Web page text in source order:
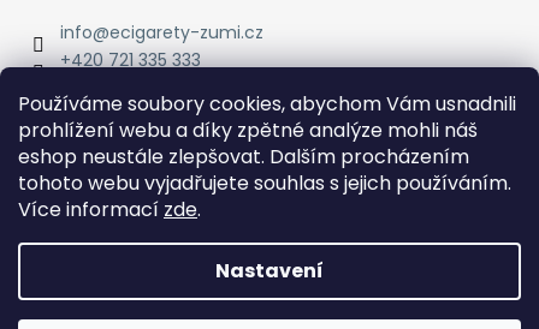
Používáme soubory cookies, abychom Vám usnadnili
prohlížení webu a díky zpětné analýze mohli náš
eshop neustále zlepšovat. Dalším procházením
tohoto webu vyjadřujete souhlas s jejich používáním.
Více informací zde.
Nastavení
info@ecigarety-zumi.cz
+420 721 335 333